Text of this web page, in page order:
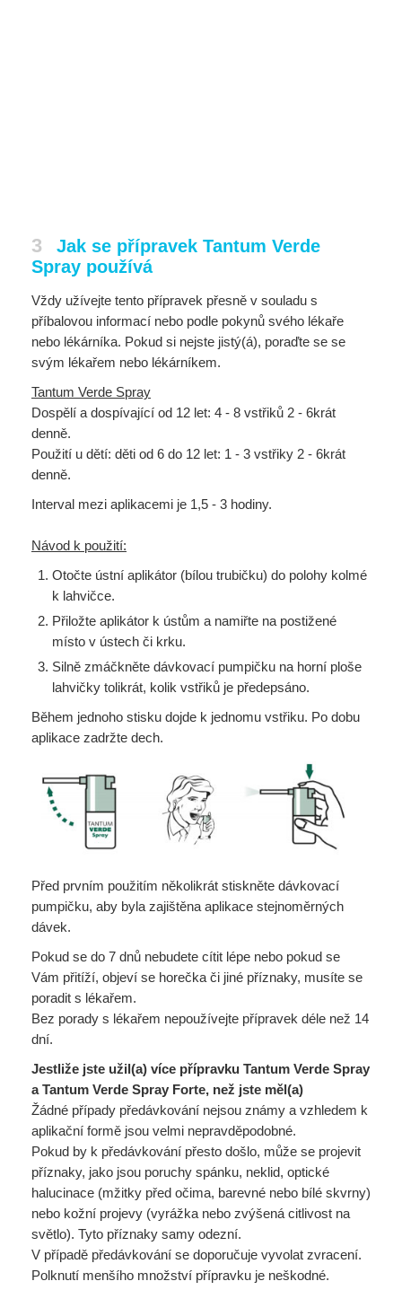
3
Jak se přípravek Tantum Verde
Spray používá
Vždy užívejte tento přípravek přesně v souladu s
příbalovou informací nebo podle pokynů svého lékaře
nebo lékárníka. Pokud si nejste jistý(á), poraďte se se
svým lékařem nebo lékárníkem.
Tantum Verde Spray
Dospělí a dospívající od 12 let: 4 - 8 vstřiků 2 - 6krát
denně.
Použití u dětí: děti od 6 do 12 let: 1 - 3 vstřiky 2 - 6krát
denně.
Interval mezi aplikacemi je 1,5 - 3 hodiny.
Návod k použití:
Otočte ústní aplikátor (bílou trubičku) do polohy kolmé
k lahvičce.
Přiložte aplikátor k ústům a namiřte na postižené
místo v ústech či krku.
Silně zmáčkněte dávkovací pumpičku na horní ploše
lahvičky tolikrát, kolik vstřiků je předepsáno.
Během jednoho stisku dojde k jednomu vstřiku. Po dobu
aplikace zadržte dech.
Před prvním použitím několikrát stiskněte dávkovací
pumpičku, aby byla zajištěna aplikace stejnoměrných
dávek.
Pokud se do 7 dnů nebudete cítit lépe nebo pokud se
Vám přitíží, objeví se horečka či jiné příznaky, musíte se
poradit s lékařem.
Bez porady s lékařem nepoužívejte přípravek déle než 14
dní.
Jestliže jste užil(a) více přípravku Tantum Verde Spray
a Tantum Verde Spray Forte, než jste měl(a)
Žádné případy předávkování nejsou známy a vzhledem k
aplikační formě jsou velmi nepravděpodobné.
Pokud by k předávkování přesto došlo, může se projevit
příznaky, jako jsou poruchy spánku, neklid, optické
halucinace (mžitky před očima, barevné nebo bílé skvrny)
nebo kožní projevy (vyrážka nebo zvýšená citlivost na
světlo). Tyto příznaky samy odezní.
V případě předávkování se doporučuje vyvolat zvracení.
Polknutí menšího množství přípravku je neškodné.